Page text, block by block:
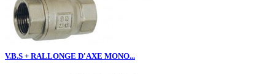
V.B.S + RALLONGE D'AXE MONO...